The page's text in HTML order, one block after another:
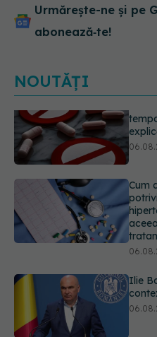
Urmărește-ne și pe
abonează‑te!
NOUTĂȚI
Cum
Ilie